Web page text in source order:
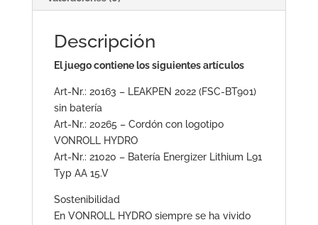
Descripción
El juego contiene los siguientes artículos
Art-Nr.: 20163 – LEAKPEN 2022 (FSC-BT901)
sin batería
Art-Nr.: 20265 – Cordón con logotipo
VONROLL HYDRO
Art-Nr.: 21020 – Batería Energizer Lithium L91
Typ AA 15.V
Sostenibilidad
En VONROLL HYDRO siempre se ha vivido